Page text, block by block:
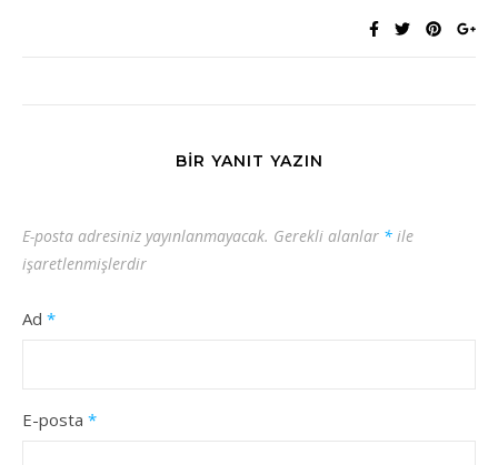
BIR YANIT YAZIN
E-posta adresiniz yayınlanmayacak. Gerekli alanlar * ile
işaretlenmişlerdir
Ad *
E-posta *